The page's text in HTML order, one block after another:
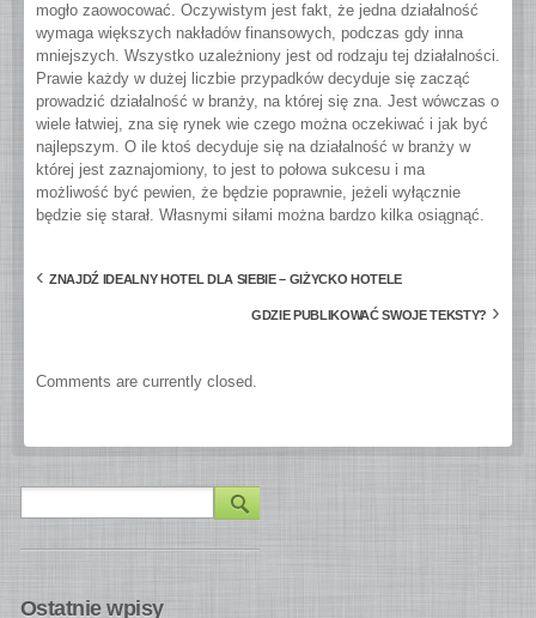
mogło zaowocować. Oczywistym jest fakt, że jedna działalność
wymaga większych nakładów finansowych, podczas gdy inna
mniejszych. Wszystko uzależniony jest od rodzaju tej działalności.
Prawie każdy w dużej liczbie przypadków decyduje się zacząć
prowadzić działalność w branży, na której się zna. Jest wówczas o
wiele łatwiej, zna się rynek wie czego można oczekiwać i jak być
najlepszym. O ile ktoś decyduje się na działalność w branży w
której jest zaznajomiony, to jest to połowa sukcesu i ma
możliwość być pewien, że będzie poprawnie, jeżeli wyłącznie
będzie się starał. Własnymi siłami można bardzo kilka osiągnąć.
‹ ZNAJDŹ IDEALNY HOTEL DLA SIEBIE – GIŻYCKO HOTELE
GDZIE PUBLIKOWAĆ SWOJE TEKSTY? ›
Comments are currently closed.
Ostatnie wpisy